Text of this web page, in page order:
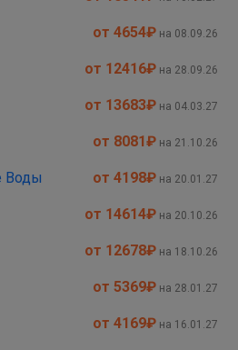
от 4654₽ на 08.09.26
от 12416₽ на 28.09.26
от 13683₽ на 04.03.27
от 8081₽ на 21.10.26
Воды от 4198₽ на 20.01.27
от 14614₽ на 20.10.26
от 12678₽ на 18.10.26
от 5369₽ на 28.01.27
от 4169₽ на 16.01.27